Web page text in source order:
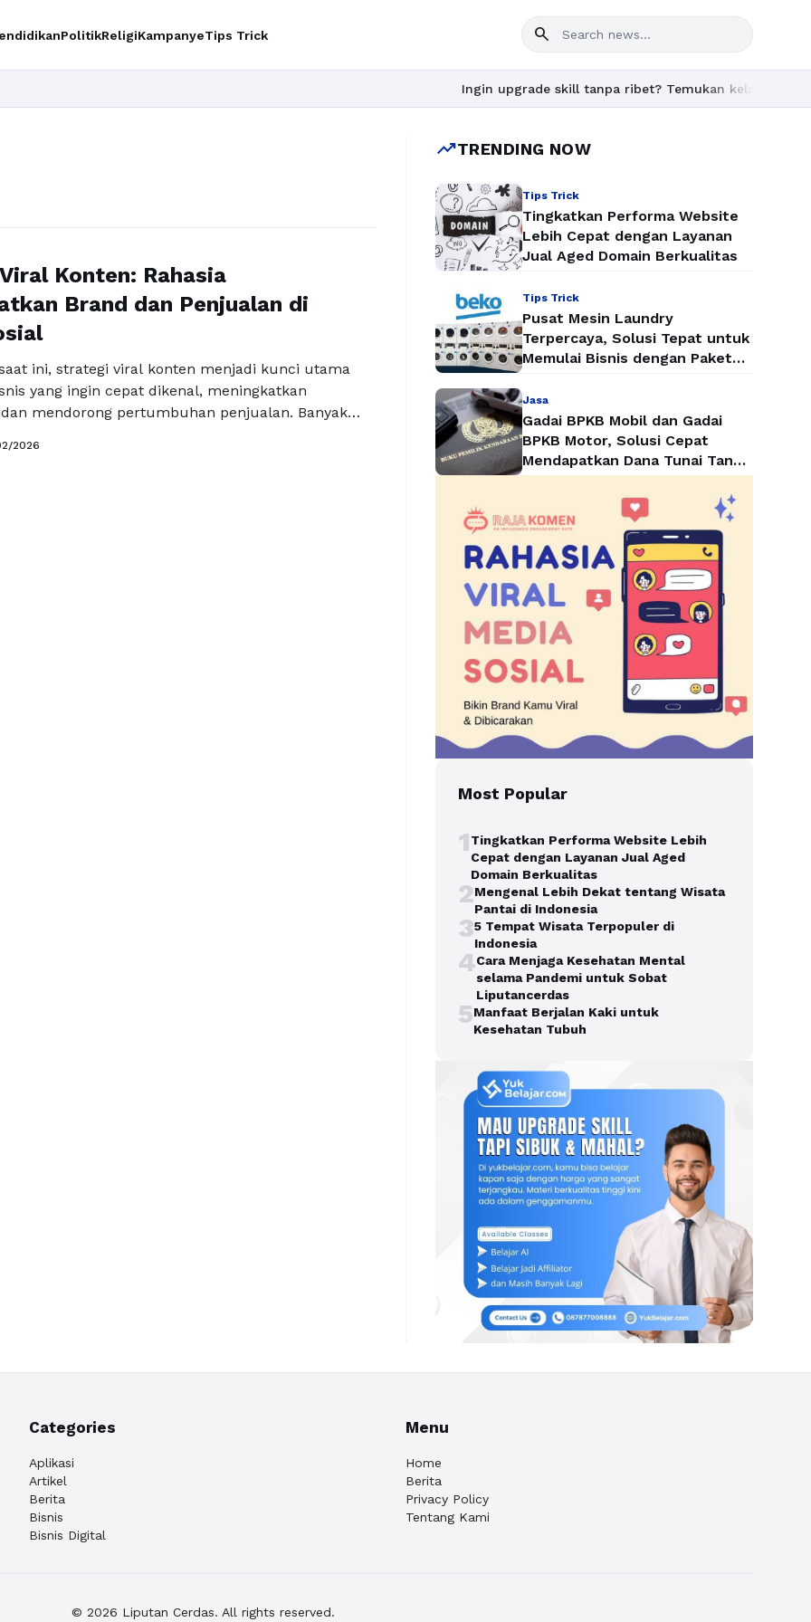
PolitikReligiKampanyeTips Trick search
Ingin upgrade skill tanpa ribet? Temukan kelas seru dan
Konten: Rahasia
Brand dan Penjualan di
ini, strategi viral konten menjadi kunci utama
yang ingin cepat dikenal, meningkatkan
mendorong pertumbuhan penjualan. Banyak
merasa frustrasi karena konten mereka, meskipun
visual, tetap sepi interaksi. Masalahnya bukan
2026
trending_upTRENDING NOW
Tips Trick
Tingkatkan Performa Website
Lebih Cepat dengan Layanan
Jual Aged Domain Berkualitas
Tips Trick
Pusat Mesin Laundry
Terpercaya, Solusi Tepat untuk
Memulai Bisnis dengan Paket
Jasa
Gadai BPKB Mobil dan Gadai
BPKB Motor, Solusi Cepat
Mendapatkan Dana Tunai Tanpa
Kehilangan Kendaraan
Most Popular
1Tingkatkan Performa Website Lebih
Cepat dengan Layanan Jual Aged
Domain Berkualitas
2Mengenal Lebih Dekat tentang Wisata
Pantai di Indonesia
35 Tempat Wisata Terpopuler di
Indonesia
4Cara Menjaga Kesehatan Mental
selama Pandemi untuk Sobat
Liputancerdas
5Manfaat Berjalan Kaki untuk
Kesehatan Tubuh
Categories
Aplikasi
Artikel
Berita
Bisnis
Bisnis Digital
Menu
Home
Berita
Privacy Policy
Tentang Kami
© 2026 Liputan Cerdas. All rights reserved.